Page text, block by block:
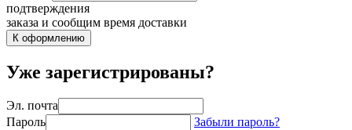
подтверждения
заказа и сообщим время доставки
К оформлению
Уже зарегистрированы?
Эл. почта
Пароль
Забыли пароль?